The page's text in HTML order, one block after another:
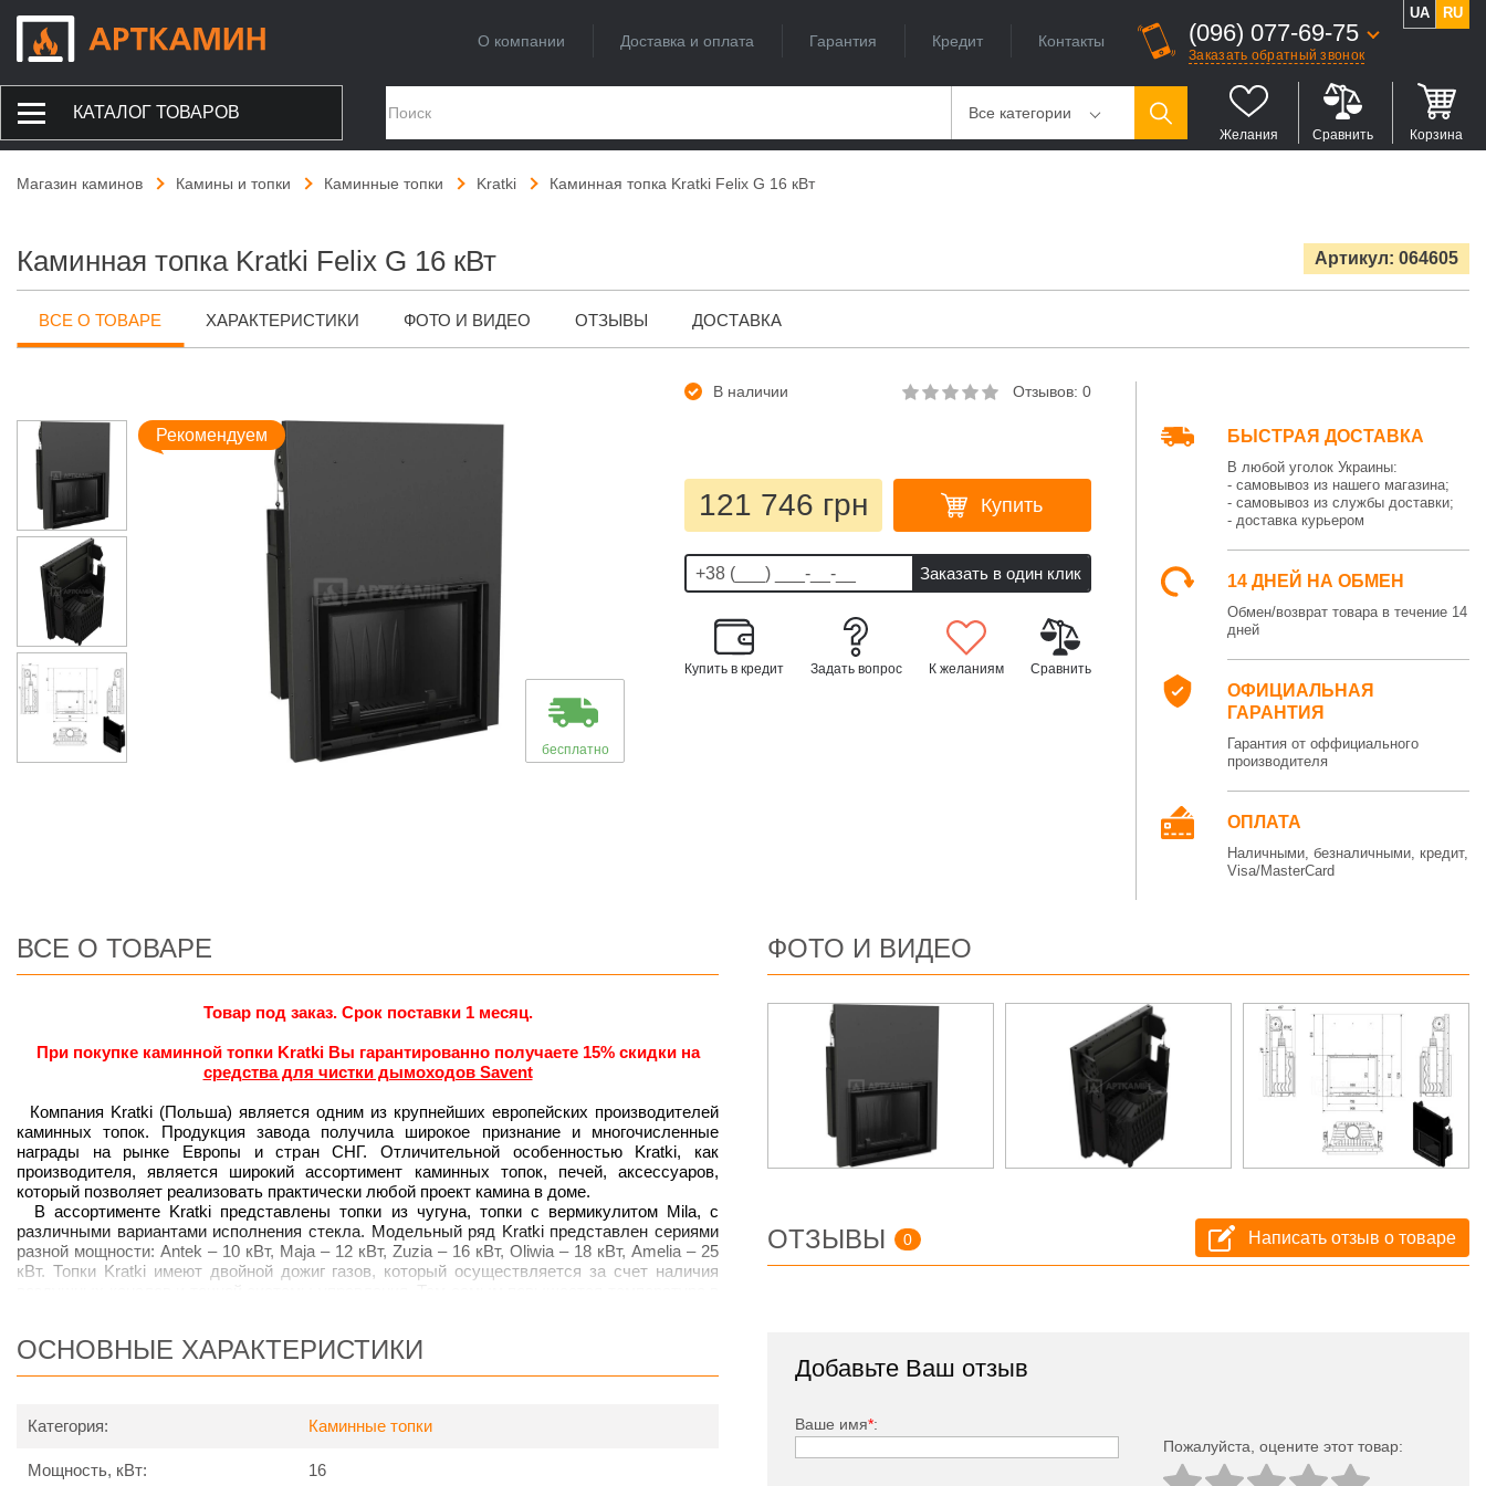
О компании Доставка и оплата Гарантия Кредит Контакты (096) 077-69-75
Заказать обратный звонок
UA RU
КАТАЛОГ ТОВАРОВ Все категории
Желания Сравнить Корзина
Магазин каминов Камины и топки Каминные топки Kratki Каминная топка Kratki Felix G 16 кВт
Каминная топка Kratki Felix G 16 кВт Артикул: 064605
ВСЕ О ТОВАРЕ ХАРАКТЕРИСТИКИ ФОТО И ВИДЕО ОТЗЫВЫ ДОСТАВКА
Рекомендуем
бесплатно
В наличии Отзывов: 0
121 746 грн Купить
Купить в кредит Задать вопрос К желаниям Сравнить
БЫСТРАЯ ДОСТАВКА
В любой уголок Украины:
- самовывоз из нашего магазина;
- самовывоз из службы доставки;
- доставка курьером
14 ДНЕЙ НА ОБМЕН
Обмен/возврат товара в течение 14
дней
ОФИЦИАЛЬНАЯ
ГАРАНТИЯ
Гарантия от оффициального
производителя
ОПЛАТА
Наличными, безналичными, кредит,
Visa/MasterCard
ВСЕ О ТОВАРЕ
Товар под заказ. Срок поставки 1 месяц.
При покупке каминной топки Kratki Вы гарантированно получаете 15% скидки на
средства для чистки дымоходов Savent
Компания Kratki (Польша) является одним из крупнейших европейских производителей
каминных топок. Продукция завода получила широкое признание и многочисленные
награды на рынке Европы и стран СНГ. Отличительной особенностью Kratki, как
производителя, является широкий ассортимент каминных топок, печей, аксессуаров,
который позволяет реализовать практически любой проект камина в доме.
В ассортименте Kratki представлены топки из чугуна, топки с вермикулитом Mila, c
различными вариантами исполнения стекла. Модельный ряд Kratki представлен сериями
разной мощности: Antek – 10 кВт, Maja – 12 кВт, Zuzia – 16 кВт, Oliwia – 18 кВт, Amelia – 25
кВт. Топки Kratki имеют двойной дожиг газов, который осуществляется за счет наличия
Kratki Felix/G 16 кВт(с гильотиной) – каминная топка с подъемной дверцей
эксплуатировать топки в режиме нон-стоп. Такие каминные топки относятся к
ОСНОВНЫЕ ХАРАКТЕРИСТИКИ
Категория: Каминные топки
Мощность, кВт: 16
ФОТО И ВИДЕО
ОТЗЫВЫ 0 Написать отзыв о товаре
Добавьте Ваш отзыв
Ваше имя*:
Пожалуйста, оцeните этот товар: